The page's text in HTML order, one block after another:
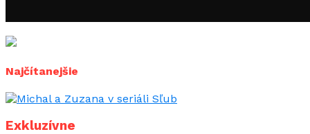
Najčítanejšie
Exkluzívne